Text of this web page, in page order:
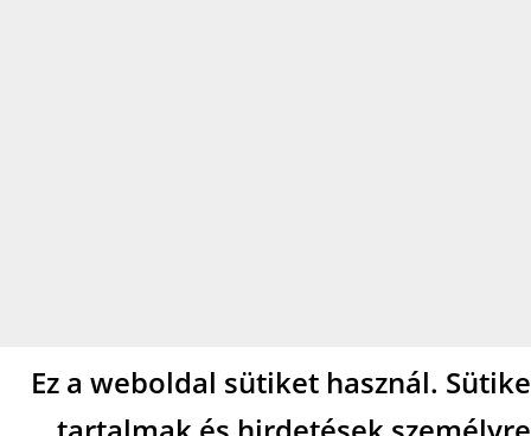
Ez a weboldal sütiket használ.